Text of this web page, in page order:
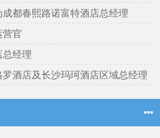
都春熙路诺富特酒店总经理
官
经理
酒店及长沙玛珂酒店区域总经理